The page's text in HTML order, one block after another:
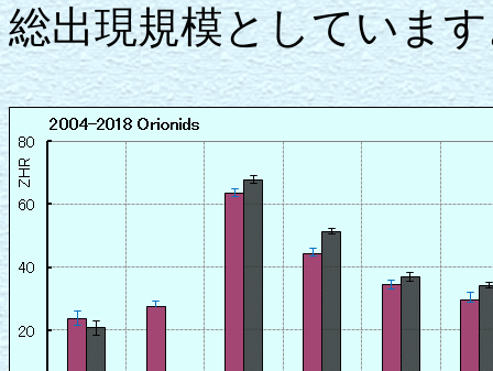
総出現規模としていま